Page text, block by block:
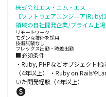
株式会社エス・エム・エス
【ソフトウェアエンジニア
領域の自社開発企業/プライム上場
リモートワーク
モダンな技術を採用
技術試験なし
フレックス出勤・時差出勤
■必須条件
・Ruby, PHPなどオブジェクト
（4年以上） ・Ruby on Railsや
いた開発経験（4年以上）